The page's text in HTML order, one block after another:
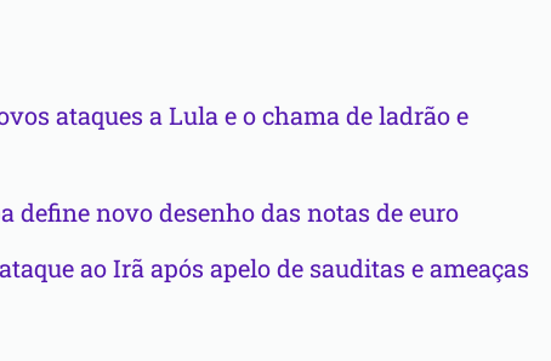
ataques a Lula e o chama de ladrão e
define novo desenho das notas de euro
ao Irã após apelo de sauditas e ameaças